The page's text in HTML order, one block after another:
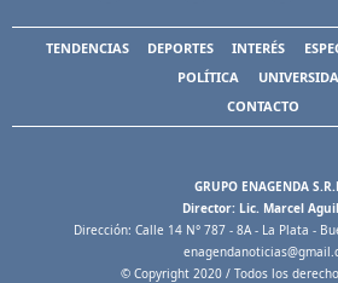
TENDENCIAS DEPORTES INTERÉS
POLÍTICA
CONTACTO
GRUPO ENAGENDA
Director: Lic. Marcel
Dirección: Calle 14 N° 787 - 8A - La Plata -
© Copyright 2020 / Todos los